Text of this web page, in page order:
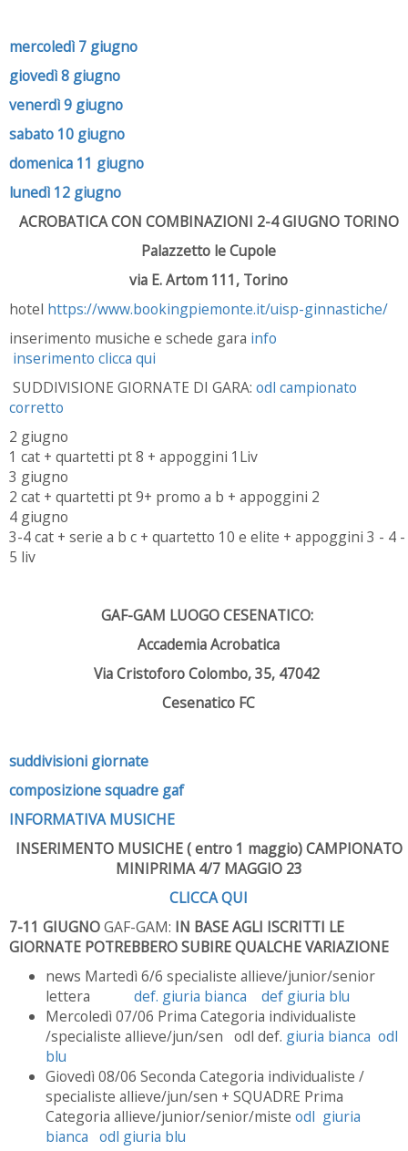
mercoledì 7 giugno
giovedì 8 giugno
venerdì 9 giugno
sabato 10 giugno
domenica 11 giugno
lunedì 12 giugno
ACROBATICA CON COMBINAZIONI 2-4 GIUGNO TORINO
Palazzetto le Cupole
via E. Artom 111, Torino
hotel https://www.bookingpiemonte.it/uisp-ginnastiche/
inserimento musiche e schede gara info
inserimento clicca qui
SUDDIVISIONE GIORNATE DI GARA: odl campionato
corretto
2 giugno
1 cat + quartetti pt 8 + appoggini 1Liv
3 giugno
2 cat + quartetti pt 9+ promo a b + appoggini 2
4 giugno
3-4 cat + serie a b c + quartetto 10 e elite + appoggini 3 - 4 -
5 liv
GAF-GAM LUOGO CESENATICO:
Accademia Acrobatica
Via Cristoforo Colombo, 35, 47042
Cesenatico FC
suddivisioni giornate
composizione squadre gaf
INFORMATIVA MUSICHE
INSERIMENTO MUSICHE ( entro 1 maggio) CAMPIONATO
MINIPRIMA 4/7 MAGGIO 23
CLICCA QUI
7-11 GIUGNOGAF-GAM: IN BASE AGLI ISCRITTI LE
GIORNATE POTREBBERO SUBIRE QUALCHE VARIAZIONE
news Martedì 6/6 specialiste allieve/junior/senior
lettera def. giuria bianca
def giuria blu
Mercoledì 07/06 Prima Categoria individualiste
/specialiste allieve/jun/sen odl def. giuria bianca odl
blu
Giovedì 08/06 Seconda Categoria individualiste /
specialiste allieve/jun/sen + SQUADRE Prima
Categoria allieve/junior/senior/miste odl giuria
bianca odl giuria blu